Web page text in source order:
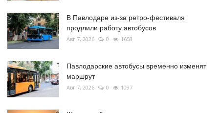
В Павлодаре из-за ретро-фестиваля
продлили работу автобусов
Авг 7, 2026 0 1658
Павлодарские автобусы временно изменят
маршрут
Авг 7, 2026 0 1097